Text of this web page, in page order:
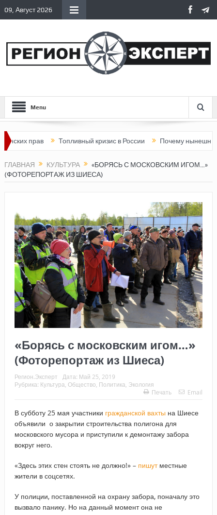
09, Август 2026
Menu
Топливный кризис в России Почему нынешняя Россия
ГЛАВНАЯ КУЛЬТУРА
«БОРЯСЬ С МОСКОВСКИМ ИГОМ…»
(ФОТОРЕПОРТАЖ ИЗ ШИЕСА)
«Борясь с московским игом…»
(Фоторепортаж из Шиеса)
Регион.Эксперт Дата: Май 25, 2019
Рубрика: Культура Общество Политика Экология
Печать
Email
В субботу 25 мая участники гражданской вахты на Шиесе
объявили о закрытии строительства полигона для
московского мусора и приступили к демонтажу забора
вокруг него.
«Здесь этих стен стоять не должно!» – пишутместные
жители в соцсетях.
У полиции, поставленной на охрану забора, поначалу это
вызвало панику. Но на данный момент она не